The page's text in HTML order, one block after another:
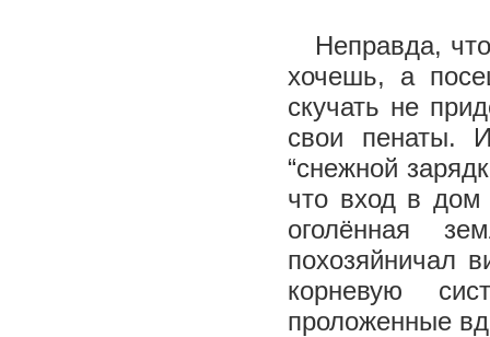
Неправда,
хочешь, а
скучать не
свои пенаты.
“снежной
что вход в дом
оголённая
похозяйничал
корневую
проложенные